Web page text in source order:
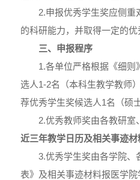
2.申报优秀学生奖应侧重
的科研能力，并取得一定的优
三、 申报程序
1.各单位严格根据《细
选人1-2名（本科生教学教师
荐优秀学生奖候选人1名（硕
2.优秀教师奖由各教研室
近三年教学日历及相关事迹材
3.优秀学生奖由各学院、
表》及相关事迹材料报医学